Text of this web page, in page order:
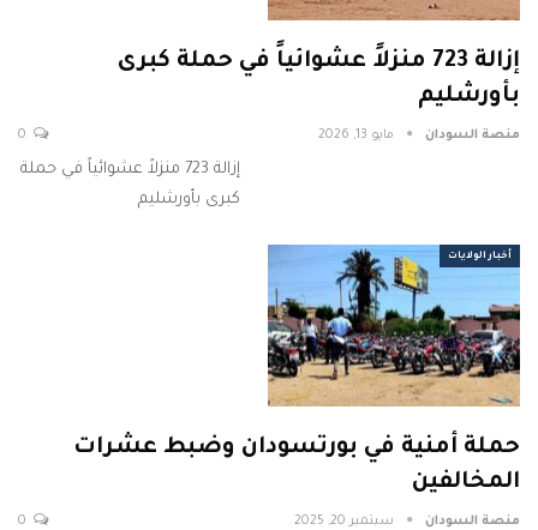
إزالة 723 منزلاً عشوائياً في حملة كبرى
بأورشليم
منصة السودان مايو 13, 2026
إزالة 723 منزلاً عشوائياً في حملة
كبرى بأورشليم
أخبار الولايات
حملة أمنية في بورتسودان وضبط عشرات
المخالفين
منصة السودان سبتمبر 20, 2025